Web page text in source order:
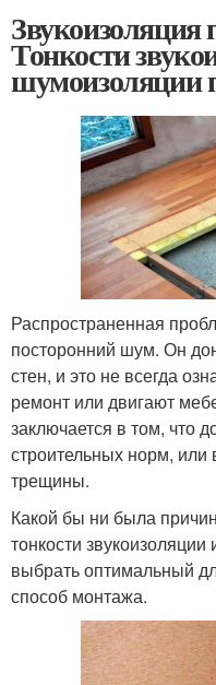
Звукоизоляция
Тонкости
шумоизоляции
Распространенная
посторонний шум. Он
стен, и это не всегда
ремонт или двигают
заключается в том, что
строительных норм, или
трещины.
Какой бы ни была
тонкости
выбрать оптимальный
способ монтажа.